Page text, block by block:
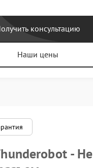
консультацию
Наши цены
- Не